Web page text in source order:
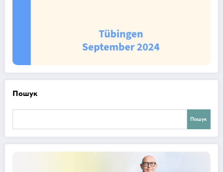
Пошук
Пошук